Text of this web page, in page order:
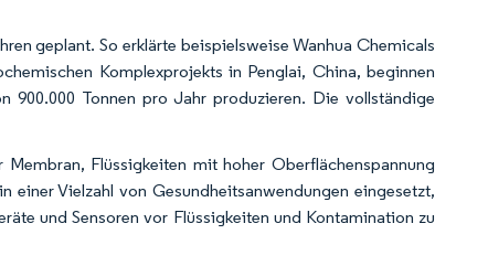
geplant. So erklärte beispielsweise Wanhua Chemicals
Komplexprojekts in Penglai, China, beginnen
Tonnen pro Jahr produzieren. Die vollständige
Flüssigkeiten mit hoher Oberflächenspannung
Vielzahl von Gesundheitsanwendungen eingesetzt,
und Sensoren vor Flüssigkeiten und Kontamination zu